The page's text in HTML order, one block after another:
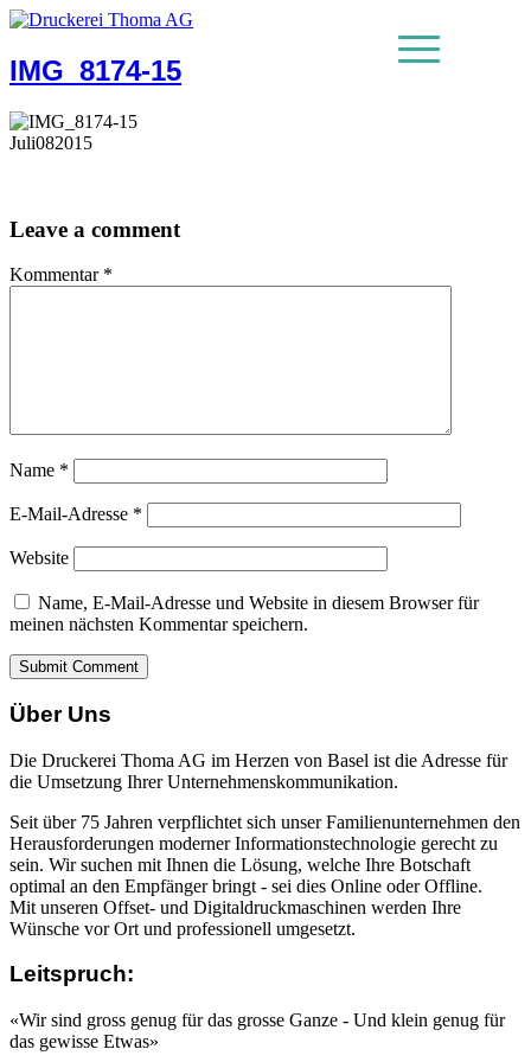
IMG_8174-15
Juli082015
Leave a comment
Kommentar *
Name *
E-Mail-Adresse *
Website
Name, E-Mail-Adresse und Website in diesem Browser für
meinen nächsten Kommentar speichern.
Über Uns
Die Druckerei Thoma AG im Herzen von Basel ist die Adresse für
die Umsetzung Ihrer Unternehmenskommunikation.
Seit über 75 Jahren verpflichtet sich unser Familienunternehmen den
Herausforderungen moderner Informationstechnologie gerecht zu
sein. Wir suchen mit Ihnen die Lösung, welche Ihre Botschaft
optimal an den Empfänger bringt - sei dies Online oder Offline.
Mit unseren Offset- und Digitaldruckmaschinen werden Ihre
Wünsche vor Ort und professionell umgesetzt.
Leitspruch:
«Wir sind gross genug für das grosse Ganze - Und klein genug für
das gewisse Etwas»